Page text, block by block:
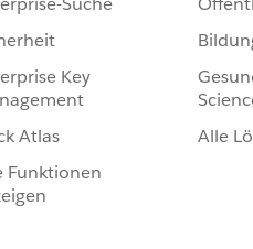
Key
Atlas
Funktionen
Alle